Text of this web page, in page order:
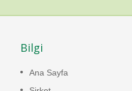
Bilgi
Ana Sayfa
Lineer Hava Pompaları
Lineer hava pompaları yüksek